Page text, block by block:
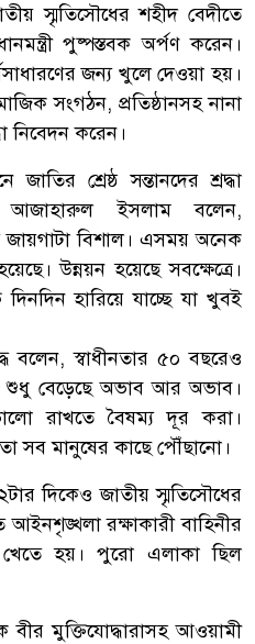
স্মৃতিসৌধের শহীদ বেদীতে
পুষ্পস্তবক অর্পণ করেন।
জন্য খুলে দেওয়া হয়।
সংগঠন, প্রতিষ্ঠানসহ নানা
নিবেদন করেন।
শ্রেষ্ঠ সন্তানদের শ্রদ্ধা
আজাহারুল ইসলাম বলেন,
জায়গাটা বিশাল। এসময় অনেক
উন্নয়ন হয়েছে সবক্ষেত্রে।
হারিয়ে যাচ্ছে যা খুবই
স্বাধীনতার ৫০ বছরেও
শুধু বেড়েছে অভাব আর অভাব।
রাখতে বৈষম্য দূর করা।
সব মানুষের কাছে পৌঁছানো।
দিকেও জাতীয় স্মৃতিসৌধের
রক্ষাকারী বাহিনীর
খেতে হয়। পুরো এলাকা ছিল
মুক্তিযোদ্ধারাসহ আওয়ামী